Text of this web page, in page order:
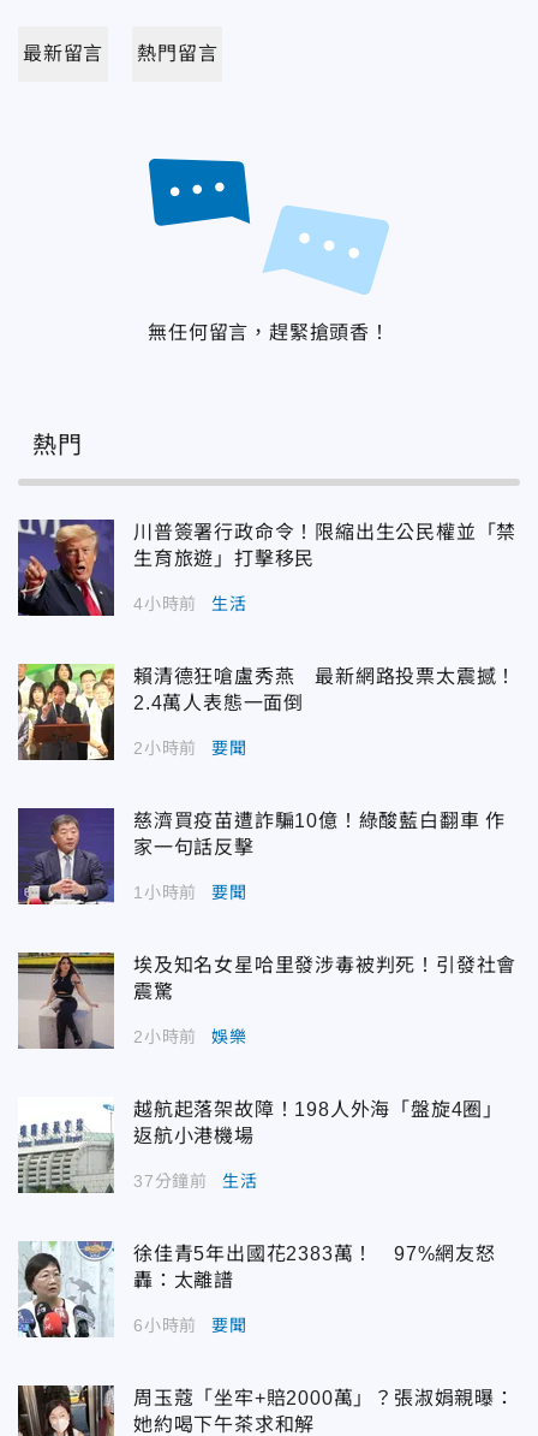
最新留言 熱門留言
無任何留言，趕緊搶頭香！
熱門
川普簽署行政命令！限縮出生公民權並「禁
生育旅遊」打擊移民
4小時前 生活
賴清德狂嗆盧秀燕 最新網路投票太震撼！
2.4萬人表態一面倒
2小時前 要聞
慈濟買疫苗遭詐騙10億！綠酸藍白翻車 作
家一句話反擊
1小時前 要聞
埃及知名女星哈里發涉毒被判死！引發社會
震驚
2小時前 娛樂
越航起落架故障！198人外海「盤旋4圈」
返航小港機場
37分鐘前 生活
徐佳青5年出國花2383萬！ 97%網友怒
轟：太離譜
6小時前 要聞
周玉蔻「坐牢+賠2000萬」？張淑娟親曝：
她約喝下午茶求和解